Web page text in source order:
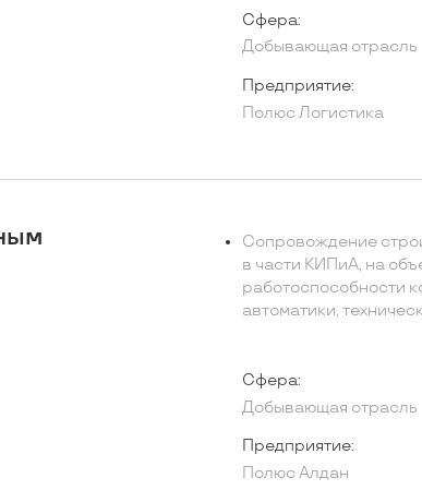
Сфера:
Добывающая отрасль
Предприятие:
Полюс Логистика
Сопровождение
в части КИПиА, на
работоспособности
автоматики,
Сфера:
Добывающая отрасль
Предприятие:
Полюс Алдан